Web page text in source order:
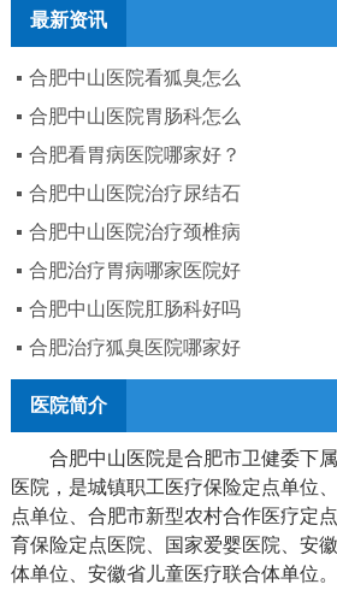
最新资讯
合肥中山医院看狐臭怎么
合肥中山医院胃肠科怎么
合肥看胃病医院哪家好？
合肥中山医院治疗尿结石
合肥中山医院治疗颈椎病
合肥治疗胃病哪家医院好
合肥中山医院肛肠科好吗
合肥治疗狐臭医院哪家好
医院简介
合肥中山医院是合肥市卫健委下
医院，是城镇职工医疗保险定点单位
点单位、合肥市新型农村合作医疗定
育保险定点医院、国家爱婴医院、安
体单位、安徽省儿童医疗联合体单位。